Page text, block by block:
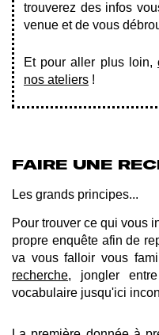
trouverez des infos
venue et de vous
Et pour aller plus loin,
nos ateliers !
FAIRE UNE
Les grands principes...
Pour trouver ce qui vous
propre enquête afin de
va vous falloir vous
recherche, jongler
vocabulaire jusqu'ici